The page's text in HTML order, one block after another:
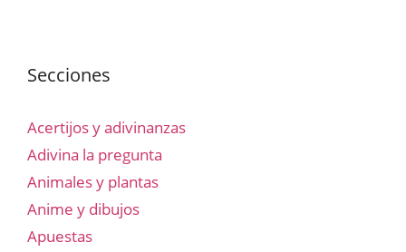
Secciones
Acertijos y adivinanzas
Adivina la pregunta
Animales y plantas
Anime y dibujos
Apuestas